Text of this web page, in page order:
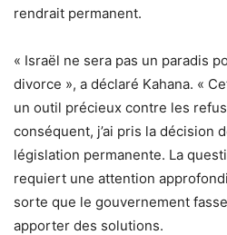
rendrait permanent.
« Israël ne sera pas un paradis
divorce », a déclaré Kahana. «
un outil précieux contre les
conséquent, j’ai pris la décision
législation permanente. La
requiert une attention
sorte que le gouvernement
apporter des solutions.